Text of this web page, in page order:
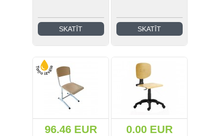
SKATĪT SKATĪT
96.46 EUR 0.00 EUR